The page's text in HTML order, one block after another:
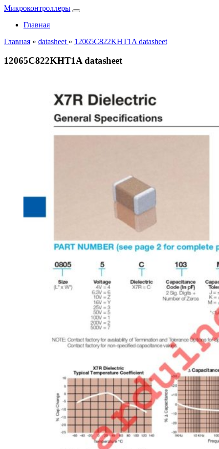
Микроконтроллеры
Главная
Главная » datasheet » 12065C822KHT1A datasheet
12065C822KHT1A datasheet